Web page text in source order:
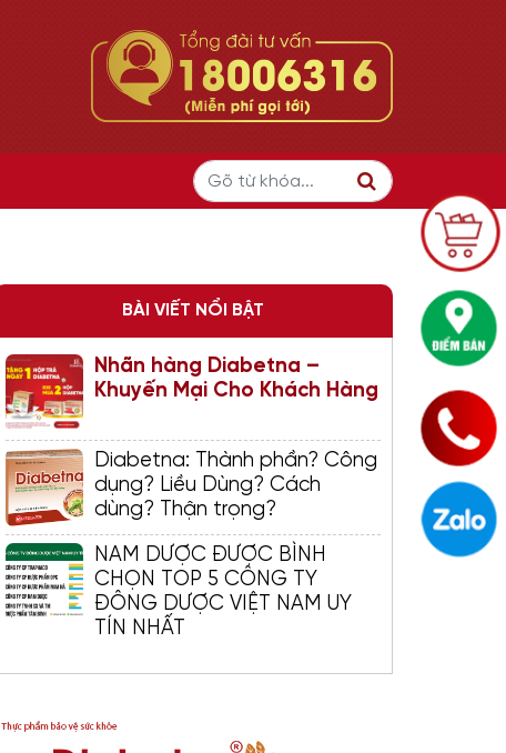
BÀI VIẾT NỔI BẬT
Nhãn hàng Diabetna –
Khuyến Mại Cho Khách Hàng
Diabetna: Thành phần? Công
dụng? Liều Dùng? Cách
dùng? Thận trọng?
NAM DƯỢC ĐƯỢC BÌNH
CHỌN TOP 5 CÔNG TY
ĐÔNG DƯỢC VIỆT NAM UY
TÍN NHẤT